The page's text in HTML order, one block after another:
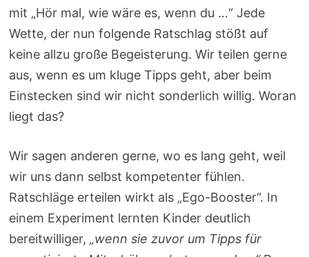
mit „Hör mal, wie wäre es, wenn du …“ Jede
Wette, der nun folgende Ratschlag stößt auf
keine allzu große Begeisterung. Wir teilen gerne
aus, wenn es um kluge Tipps geht, aber beim
Einstecken sind wir nicht sonderlich willig. Woran
liegt das?
Wir sagen anderen gerne, wo es lang geht, weil
wir uns dann selbst kompetenter fühlen.
Ratschläge erteilen wirkt als „Ego-Booster“. In
einem Experiment lernten Kinder deutlich
bereitwilliger,„wenn sie zuvor um Tipps für